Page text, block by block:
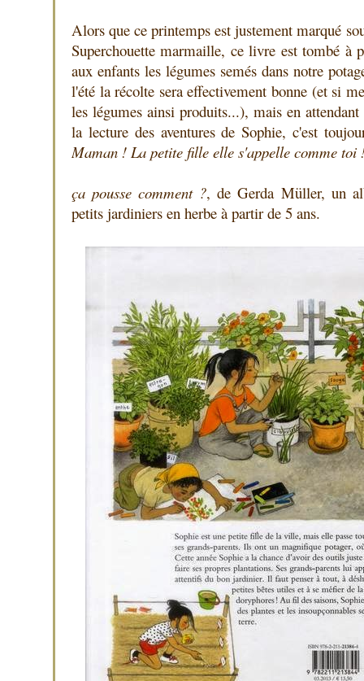
Alors que ce printemps est justement marqué
Superchouette marmaille, ce livre est tombé à
aux enfants les légumes semés dans notre
l'été la récolte sera effectivement bonne (et si
les légumes ainsi produits...), mais en
la lecture des aventures de Sophie, c'est
Maman ! La petite fille elle s'appelle comme toi
ça pousse comment ?, de Gerda Müller, un
petits jardiniers en herbe à partir de 5 ans.